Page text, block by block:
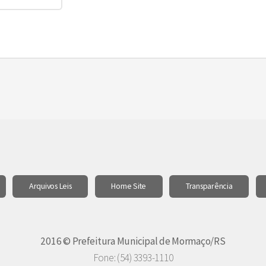
Arquivos Leis Home Site Transparência
2016 © Prefeitura Municipal de Mormaço/RS
Fone: (54) 3393-1110